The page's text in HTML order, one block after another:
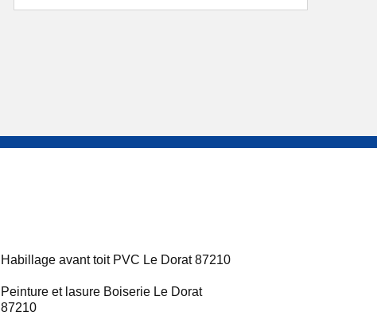
Habillage avant toit PVC Le Dorat 87210
Peinture et lasure Boiserie Le Dorat
87210